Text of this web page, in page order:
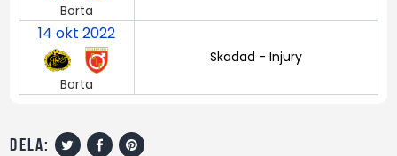
Borta
14 okt 2022
Borta
Skadad - Injury
dela: